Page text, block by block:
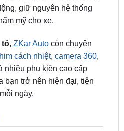
giữ nguyên hệ thống
mỹ cho xe.
tô, ZKar Autocòn chuyên
cách nhiệt, camera 360,
nhiều phụ kiện cao cấp
bạn trở nên hiện đại, tiện
ngày.